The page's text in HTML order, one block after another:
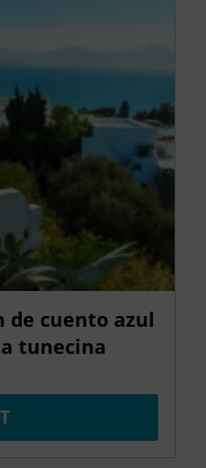
de cuento azul
tunecina